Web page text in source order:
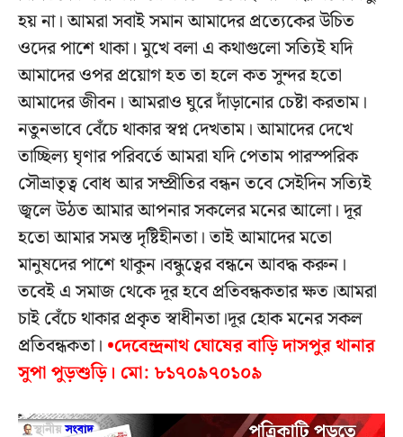
হয় না। আমরা সবাই সমান আমাদের প্রত্যেকের উচিত
ওদের পাশে থাকা। মুখে বলা এ কথাগুলো সত্যিই যদি
আমাদের ওপর প্রয়োগ হত তা হলে কত সুন্দর হতো
আমাদের জীবন। আমরাও ঘুরে দাঁড়ানোর চেষ্টা করতাম।
নতুনভাবে বেঁচে থাকার স্বপ্ন দেখতাম। আমাদের দেখে
তাচ্ছিল্য ঘৃণার পরিবর্তে আমরা যদি পেতাম পারস্পরিক
সৌভ্রাতৃত্ব বোধ আর সম্প্রীতির বন্ধন তবে সেইদিন সত্যিই
জ্বলে উঠত আমার আপনার সকলের মনের আলো। দূর
হতো আমার সমস্ত দৃষ্টিহীনতা। তাই আমাদের মতো
মানুষদের পাশে থাকুন।বন্ধুত্বের বন্ধনে আবদ্ধ করুন।
তবেই এ সমাজ থেকে দূর হবে প্রতিবন্ধকতার ক্ষত।আমরা
চাই বেঁচে থাকার প্রকৃত স্বাধীনতা।দূর হোক মনের সকল
প্রতিবন্ধকতা। •দেবেন্দ্রনাথ ঘোষের বাড়ি দাসপুর থানার
সুপা পুড়শুড়ি। মো: ৮১৭০৯৭০১০৯